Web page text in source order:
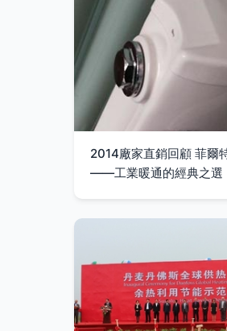
2014廠家直銷回顧 菲爾
——工業暖通的經典之選